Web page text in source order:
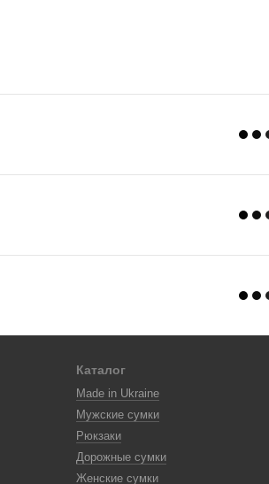
Каталог
Made in Ukraine
Мужские сумки
Рюкзаки
Дорожные сумки
Женские сумки